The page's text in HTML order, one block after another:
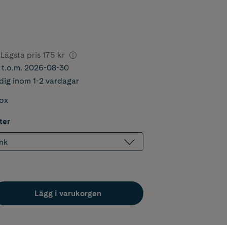
Lägsta pris 175 kr
2026-08-30
inom 1-2 vardagar
Lägg i varukorgen